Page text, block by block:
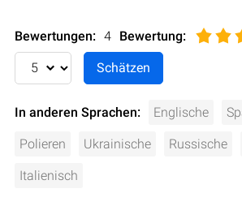
Bewertungen: 4 Bewertung:
In anderen Sprachen: Englische
Polieren Ukrainische Russische
Italienisch